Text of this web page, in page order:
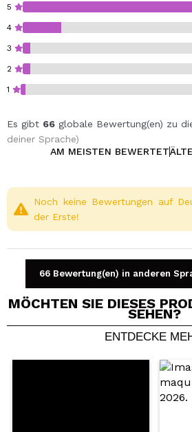
5
4
3
2
1
Es gibt 66 globale Bewertung(en) zu
deiner Sprache)
AM MEISTEN BEWERTET
Ein Video oder Foto
Dein Video könnte das erste sein.
Würden Sie diesen Kauf
Noch keine Bewertungen auf
der Erste!
66 Bewertung(en) in anderen
MÖCHTEN SIE DIESES
SEHEN?
ENTDECKE